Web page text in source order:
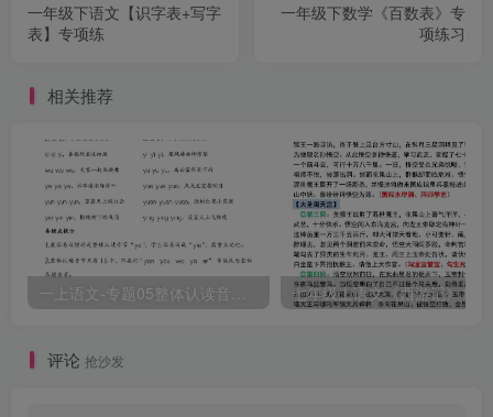
一年级下语文【识字表+写字
表】专项练
一年级下数学《百数表》专
项练习
相关推荐
一上语文-专题05整体认读音节（16个）（知识+训练）
评论 抢沙发